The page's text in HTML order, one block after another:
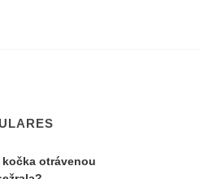
kočka otrávenou